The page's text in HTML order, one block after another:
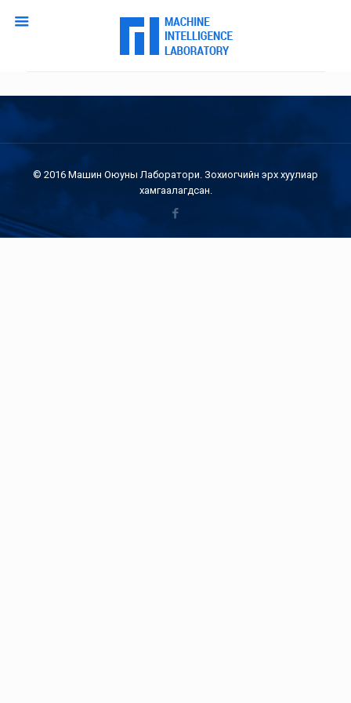
© 2016 Машин Оюуны Лаборатори. Зохиогчийн эрх хуулиар
хамгаалагдсан.